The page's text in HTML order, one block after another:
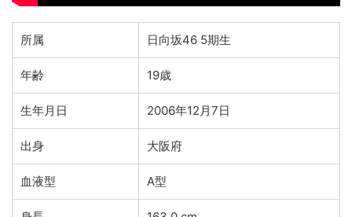
所属 日向坂46 5期生
年齢 19歳
生年月日 2006年12月7日
出身 大阪府
血液型 A型